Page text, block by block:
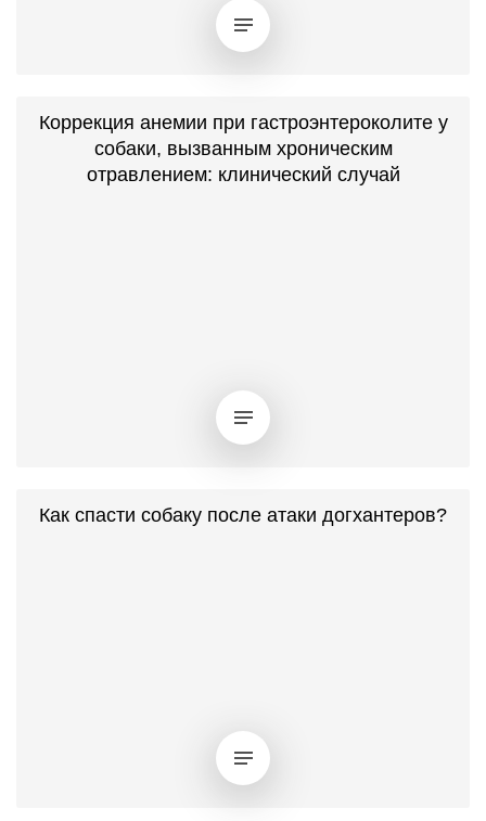
Коррекция анемии при гастроэнтероколите у
собаки, вызванным хроническим
отравлением: клинический случай
Как спасти собаку после атаки догхантеров?